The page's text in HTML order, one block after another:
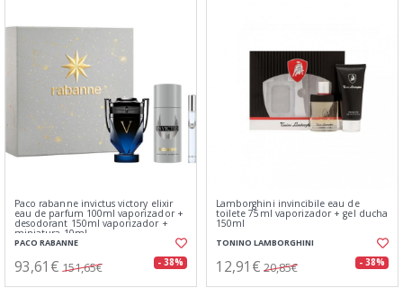
Paco rabanne invictus victory elixir
eau de parfum 100ml vaporizador +
desodorant 150ml vaporizador +
miniatura 10ml
PACO RABANNE
93,61€ 151,65€ - 38%
Lamborghini invincibile eau de
toilete 75ml vaporizador + gel ducha
150ml
TONINO LAMBORGHINI
12,91€ 20,85€ - 38%